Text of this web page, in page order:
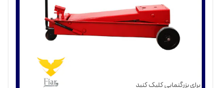
برای بزرگنمایی کلیک کنید